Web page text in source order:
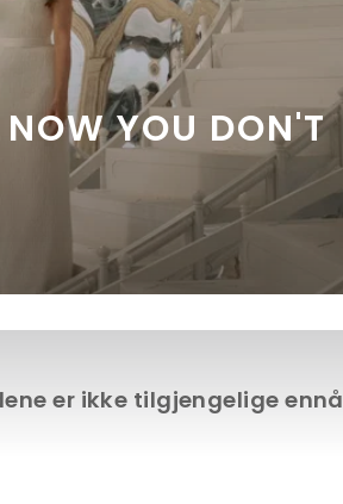
YOU DON'T
er ikke tilgjengelige ennå